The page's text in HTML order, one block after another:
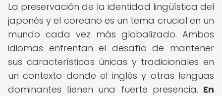
La preservación de la identidad lingüística del
japonés y el coreano es un tema crucial en un
mundo cada vez más globalizado. Ambos
idiomas enfrentan el desafío de mantener
sus características únicas y tradicionales en
un contexto donde el inglés y otras lenguas
dominantes tienen una fuerte presencia. En